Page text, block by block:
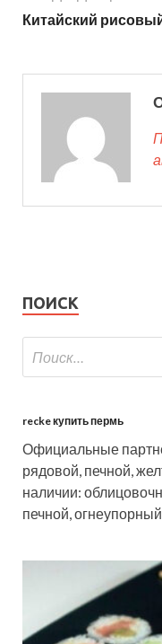
Китайский
ПОИСК
recke купить пермь
Официальные
рядовой, печной,
наличии:
печной,